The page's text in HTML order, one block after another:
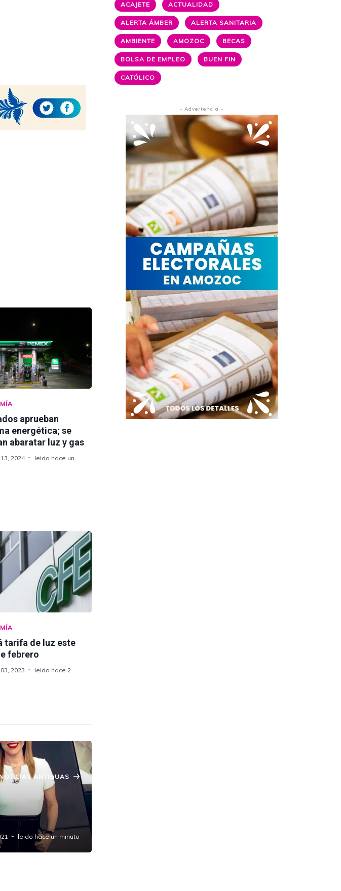
aprueban
energética; se
abaratar luz y gas
2024
leido hace un
tarifa de luz este
febrero
2023
leido hace 2
ANTIGUAS
a periodistas en
su labor; instruye
Azucena Uresti
leido hace un minuto
ACAJETE ACTUALIDAD
ALERTA ÁMBER ALERTA SANITARIA
AMBIENTE AMOZOC BECAS
BOLSA DE EMPLEO BUEN FIN
CATÓLICO
- Advertencia -